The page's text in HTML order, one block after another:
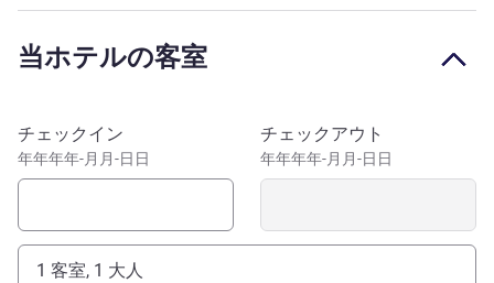
当ホテルの客室
このホテルを予約
チェックイン
年年年年-月月-日日
チェックアウト
年年年年-月月-日日
1 客室, 1 大人